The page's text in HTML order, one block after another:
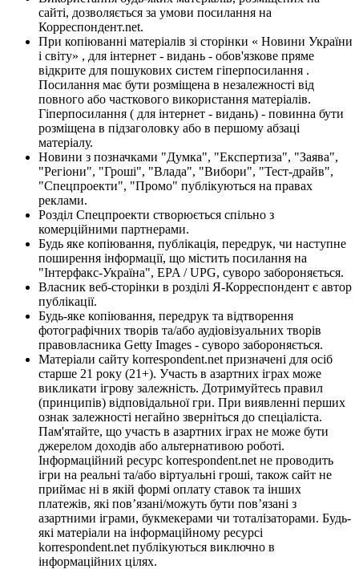
сайті, дозволяється за умови посилання на
Корреспондент.net.
При копіюванні матеріалів зі сторінки « Новини України
і світу» , для інтернет - видань - обов'язкове пряме
відкрите для пошукових систем гіперпосилання .
Посилання має бути розміщена в незалежності від
повного або часткового використання матеріалів.
Гіперпосилання ( для інтернет - видань) - повинна бути
розміщена в підзаголовку або в першому абзаці
матеріалу.
Новини з позначками "Думка", "Експертиза", "Заява",
"Регіони", "Гроші", "Влада", "Вибори", "Тест-драйв",
"Спецпроекти", "Промо" публікуються на правах
реклами.
Розділ Спецпроекти створюється спільно з
комерційними партнерами.
Будь яке копіювання, публікація, передрук, чи наступне
поширення інформації, що містить посилання на
"Інтерфакс-Україна", EPA / UPG, суворо забороняється.
Власник веб-сторінки в розділі Я-Корреспондент є автор
публікації.
Будь-яке копіювання, передрук та відтворення
фотографічних творів та/або аудіовізуальних творів
правовласника Getty Images - суворо забороняється.
Матеріали сайту korrespondent.net призначені для осіб
старше 21 року (21+). Участь в азартних іграх може
викликати ігрову залежність. Дотримуйтесь правил
(принципів) відповідальної гри. При виявленні перших
ознак залежності негайно зверніться до спеціаліста.
Пам'ятайте, що участь в азартних іграх не може бути
джерелом доходів або альтернативою роботі.
Інформаційний ресурс korrespondent.net не проводить
ігри на реальні та/або віртуальні гроші, також сайт не
приймає ні в якій формі оплату ставок та інших
платежів, які пов’язані/можуть бути пов’язані з
азартними іграми, букмекерами чи тоталізаторами. Будь-
які матеріали на інформаційному ресурсі
korrespondent.net публікуються виключно в
інформаційних цілях.